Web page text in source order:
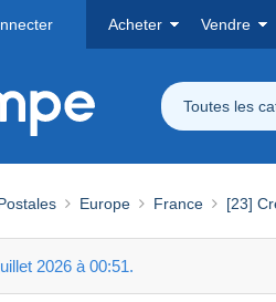
Acheter Vendre
Toutes les
Europe France [23]
2026 à 00:51.